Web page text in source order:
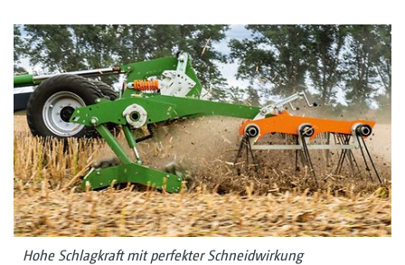
Hohe Schlagkraft mit perfekter Schneidwirkung